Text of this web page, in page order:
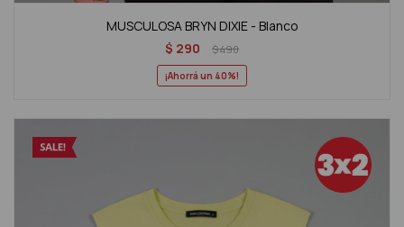
MUSCULOSA BRYN DIXIE - Blanco
$ 290 $490
40